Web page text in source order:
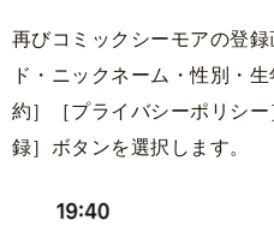
再びコミックシーモアの登
ド・ニックネーム・性別・
約］［プライバシーポリシ
録］ボタンを選択します。